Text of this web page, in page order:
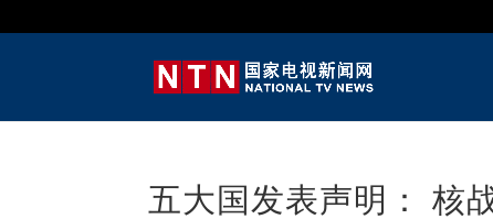
五大国发表声明： 核